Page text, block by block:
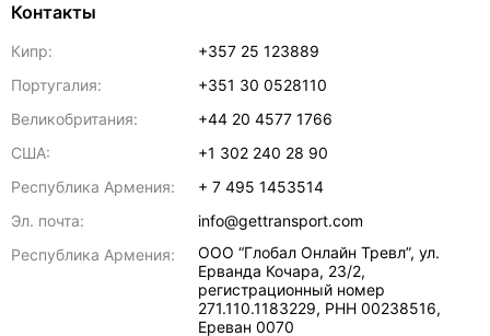
Контакты
Кипр:
+357 25 123889
Португалия:
+351 30 0528110
Великобритания:
+44 20 4577 1766
США:
+1 302 240 28 90
Республика Армения:
+ 7 495 1453514
Эл. почта:
info@gettransport.com
Республика Армения:
ООО “Глобал Онлайн Тревл”, ул.
Ерванда Кочара, 23/2,
регистрационный номер
271.110.1183229, РНН 00238516,
Ереван 0070